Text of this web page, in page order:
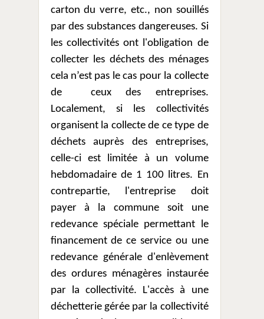
carton du verre, etc., non souillés
par des substances dangereuses. Si
les collectivités ont l'obligation de
collecter les déchets des ménages
cela n’est pas le cas pour la collecte
de
ceux des entreprises.
Localement, si les collectivités
organisent la collecte de ce type de
déchets auprès des entreprises,
celle-ci est limitée à un volume
hebdomadaire de 1 100 litres. En
contrepartie, l'entreprise doit
payer à la commune soit une
redevance spéciale permettant le
financement de ce service ou une
redevance générale d'enlèvement
des ordures ménagères instaurée
par la collectivité. L'accès à une
déchetterie gérée par la collectivité